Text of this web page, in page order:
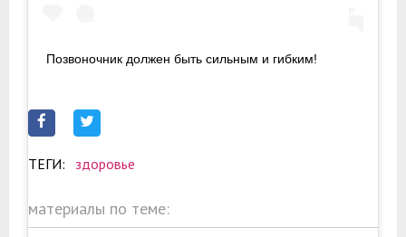
Позвоночник должен быть сильным и гибким!
ТЕГИ: здоровье
материалы по теме: